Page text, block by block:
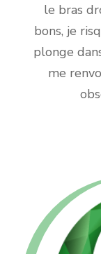
le bras
bons, je
plonge
me